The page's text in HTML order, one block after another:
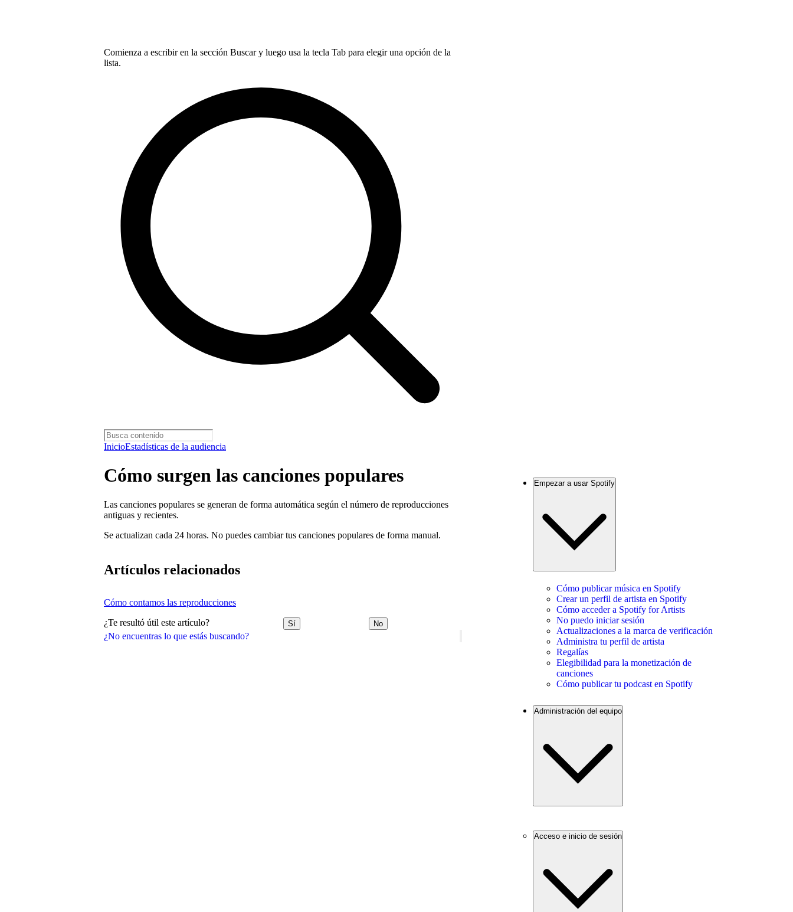
Comienza a escribir en la sección Buscar y luego usa la tecla Tab para elegir una opción de la
lista.
InicioEstadísticas de la audiencia
¿No encuentras lo que estás buscando?
Cómo surgen las canciones populares
Las canciones populares se generan de forma automática según el número de reproducciones
antiguas y recientes.
Se actualizan cada 24 horas. No puedes cambiar tus canciones populares de forma manual.
Artículos relacionados
Cómo contamos las reproducciones
¿Te resultó útil este artículo? Sí No
Empezar a usar Spotify
Cómo publicar música en Spotify
Crear un perfil de artista en Spotify
Cómo acceder a Spotify for Artists
No puedo iniciar sesión
Actualizaciones a la marca de verificación
Administra tu perfil de artista
Regalías
Elegibilidad para la monetización de
canciones
Cómo publicar tu podcast en Spotify
Administración del equipo
Acceso e inicio de sesión